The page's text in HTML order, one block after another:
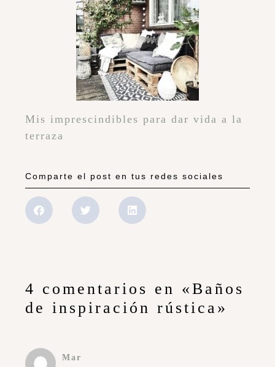
Mis imprescindibles para dar vida a la
terraza
Comparte el post en tus redes sociales
4 comentarios en «Baños
de inspiración rústica»
Mar